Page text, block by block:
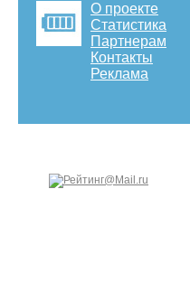
О проекте
Статистика
Партнерам
Контакты
Реклама